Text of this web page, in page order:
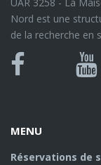
UAR 3258 - La
Nord est une
de la recherche en
Bluesky
Canal
MENU
Réservations de